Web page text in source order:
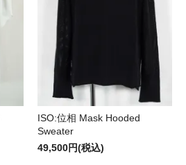
ISO:位相 Mask Hooded
Sweater
49,500円(税込)